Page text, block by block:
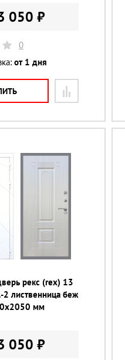
050 ₽
0
от 1 дня
рекс (rex) 13
2 лиственница беж
мм
050 ₽